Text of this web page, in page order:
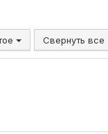
Свернуть все